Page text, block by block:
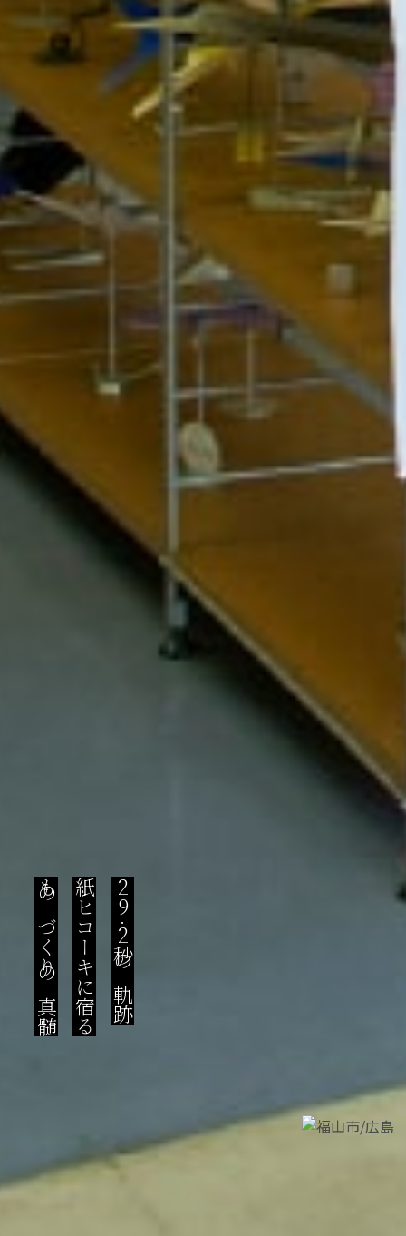
29
.
2秒の軌跡
紙ヒコーキに宿る
ものづくりの真髄